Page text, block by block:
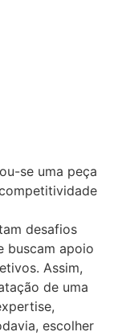
se uma peça
desafios
buscam apoio
Assim,
de uma
escolher